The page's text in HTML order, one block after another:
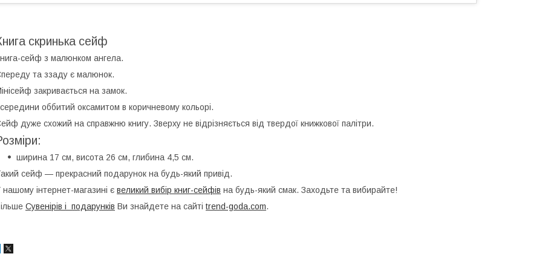
скринька сейф
сейф з малюнком ангела.
та ззаду є малюнок.
закривається на замок.
оббитий оксамитом в коричневому кольорі.
дуже схожий на справжню книгу. Зверху не відрізняється від твердої книжкової палітри.
ширина 17 см, висота 26 см, глибина 4,5 см.
сейф — прекрасний подарунок на будь-який привід.
нашому інтернет-магазині є великий вибір книг-сейфів на будь-який смак. Заходьте та вибирайте!
Сувенірів і подарунків Ви знайдете на сайті trend-goda.com.